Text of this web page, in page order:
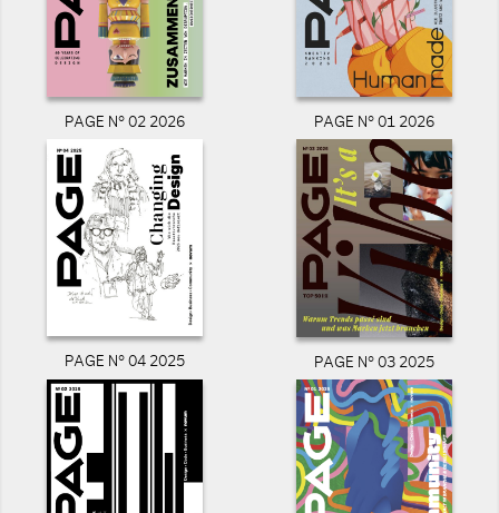
PAGE N° 02 2026 PAGE N° 01 2026
PAGE N° 04 2025 PAGE N° 03 2025